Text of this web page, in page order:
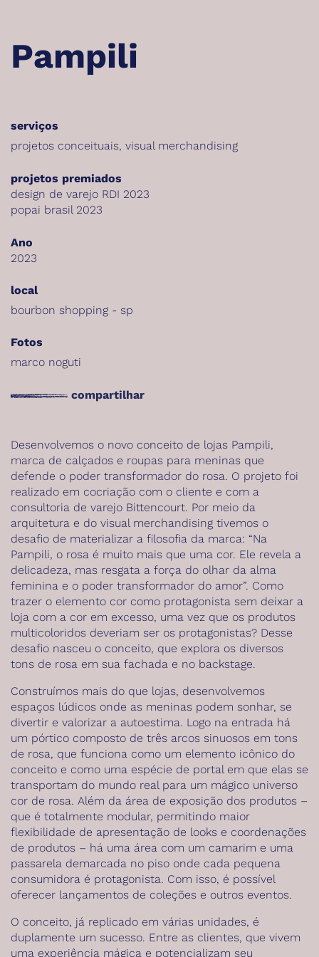
Pampili
serviços
projetos conceituais, visual merchandising
projetos premiados
design de varejo RDI 2023
popai brasil 2023
Ano
2023
local
bourbon shopping - sp
Fotos
marco noguti
compartilhar
Desenvolvemos o novo conceito de lojas Pampili,
marca de calçados e roupas para meninas que
defende o poder transformador do rosa. O projeto foi
realizado em cocriação com o cliente e com a
consultoria de varejo Bittencourt. Por meio da
arquitetura e do visual merchandising tivemos o
desafio de materializar a filosofia da marca: “Na
Pampili, o rosa é muito mais que uma cor. Ele revela a
delicadeza, mas resgata a força do olhar da alma
feminina e o poder transformador do amor”. Como
trazer o elemento cor como protagonista sem deixar a
loja com a cor em excesso, uma vez que os produtos
multicoloridos deveriam ser os protagonistas? Desse
desafio nasceu o conceito, que explora os diversos
tons de rosa em sua fachada e no backstage.
Construímos mais do que lojas, desenvolvemos
espaços lúdicos onde as meninas podem sonhar, se
divertir e valorizar a autoestima. Logo na entrada há
um pórtico composto de três arcos sinuosos em tons
de rosa, que funciona como um elemento icônico do
conceito e como uma espécie de portal em que elas se
transportam do mundo real para um mágico universo
cor de rosa. Além da área de exposição dos produtos –
que é totalmente modular, permitindo maior
flexibilidade de apresentação de looks e coordenações
de produtos – há uma área com um camarim e uma
passarela demarcada no piso onde cada pequena
consumidora é protagonista. Com isso, é possível
oferecer lançamentos de coleções e outros eventos.
O conceito, já replicado em várias unidades, é
duplamente um sucesso. Entre as clientes, que vivem
uma experiência mágica e potencializam seu